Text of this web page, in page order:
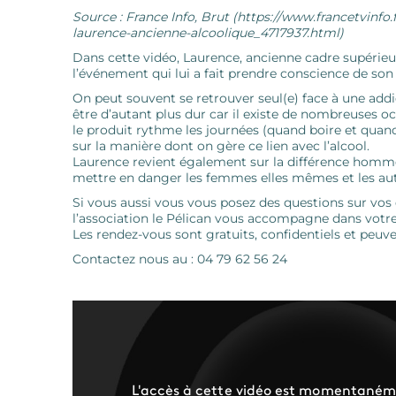
Source : France Info, Brut (https://
laurence-ancienne-alcoolique_4717937.html)
Dans cette vidéo, Laurence, ancienne cadre
l’événement qui lui a fait prendre conscience de
On peut souvent se retrouver seul(e) face à une
être d’autant plus dur car il existe de nombreuses
le produit rythme les journées (quand boire et
sur la manière dont on gère ce lien avec l’alcool.
Laurence revient également sur la différence
mettre en danger les femmes elles mêmes et les
Si vous aussi vous vous posez des questions sur
l’association le Pélican vous accompagne dans
Les rendez-vous sont gratuits, confidentiels et
Contactez nous au : 04 79 62 56 24